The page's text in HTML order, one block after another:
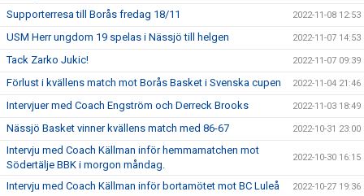
Supporterresa till Borås fredag 18/11 2022-11-08 12:53
USM Herr ungdom 19 spelas i Nässjö till helgen 2022-11-07 14:53
Tack Zarko Jukic! 2022-11-07 09:39
Förlust i kvällens match mot Borås Basket i Svenska cupen 2022-11-04 21:46
Intervjuer med Coach Engström och Derreck Brooks 2022-11-03 18:49
Nässjö Basket vinner kvällens match med 86-67 2022-10-31 23:00
Intervju med Coach Källman inför hemmamatchen mot
Södertälje BBK i morgon måndag.
2022-10-30 16:15
Intervju med Coach Källman inför bortamötet mot BC Luleå 2022-10-27 19:36